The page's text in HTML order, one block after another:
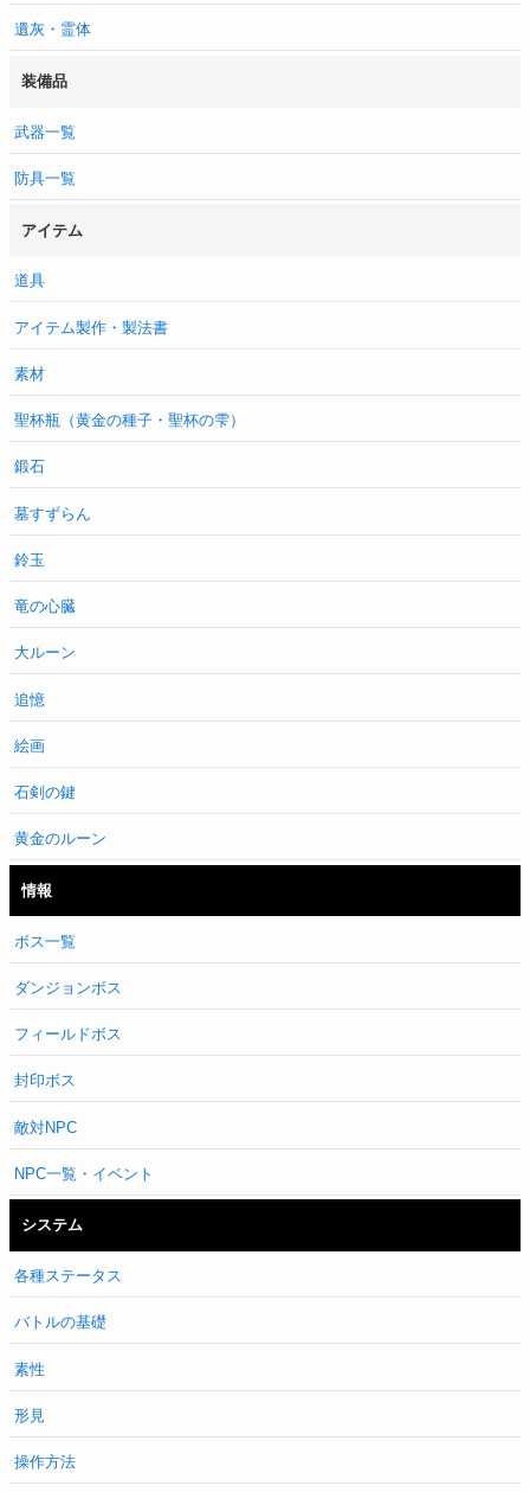
遺灰・霊体
装備品
武器一覧
防具一覧
アイテム
道具
アイテム製作・製法書
素材
聖杯瓶（黄金の種子・聖杯の雫）
鍛石
墓すずらん
鈴玉
竜の心臓
大ルーン
追憶
絵画
石剣の鍵
黄金のルーン
情報
ボス一覧
ダンジョンボス
フィールドボス
封印ボス
敵対NPC
NPC一覧・イベント
システム
各種ステータス
バトルの基礎
素性
形見
操作方法